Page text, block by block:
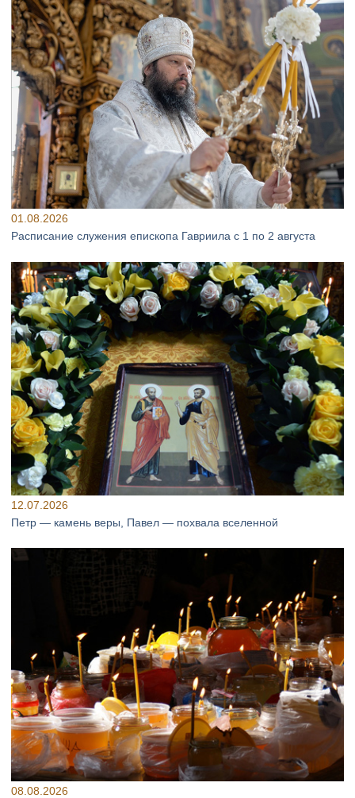
01.08.2026
Расписание служения епископа Гавриила с 1 по 2 августа
12.07.2026
Петр — камень веры, Павел — похвала вселенной
08.08.2026